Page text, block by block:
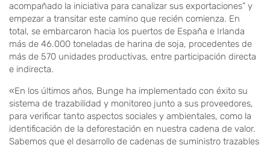
acompañado la iniciativa para canalizar sus exportaciones” y
empezar a transitar este camino que recién comienza. En
total, se embarcaron hacia los puertos de España e Irlanda
más de 46.000 toneladas de harina de soja, procedentes de
más de 570 unidades productivas, entre participación directa
e indirecta.
«En los últimos años, Bunge ha implementado con éxito su
sistema de trazabilidad y monitoreo junto a sus proveedores,
para verificar tanto aspectos sociales y ambientales, como la
identificación de la deforestación en nuestra cadena de valor.
Sabemos que el desarrollo de cadenas de suministro trazables